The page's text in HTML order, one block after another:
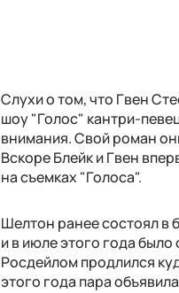
Слухи о том, что Гвен
шоу "Голос" кантри-
внимания. Свой роман
Вскоре Блейк и Гвен
на съемках "Голоса".
Шелтон ранее состоял в
и в июле этого года
Росдейлом продлился
этого года пара